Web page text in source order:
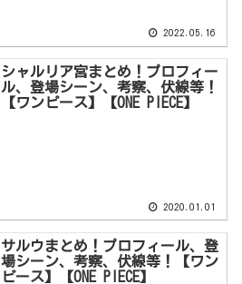
2022.05.16
シャルリア宮まとめ！プロフィー
ル、登場シーン、考察、伏線等！
【ワンピース】【ONE PIECE】
2020.01.01
サルウまとめ！プロフィール、登
場シーン、考察、伏線等！【ワン
ピース】【ONE PIECE】